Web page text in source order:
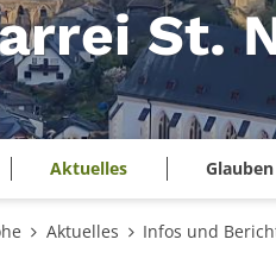
St.
Aktuelles
Aktuelles Infos und